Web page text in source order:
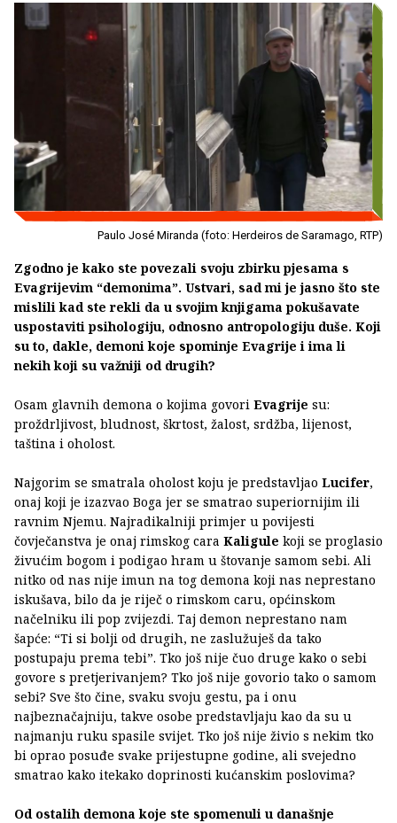
Paulo José Miranda (foto: Herdeiros de Saramago, RTP)
Zgodno je kako ste povezali svoju zbirku pjesama s
Evagrijevim “demonima”. Ustvari, sad mi je jasno što ste
mislili kad ste rekli da u svojim knjigama pokušavate
uspostaviti psihologiju, odnosno antropologiju duše. Koji
su to, dakle, demoni koje spominje Evagrije i ima li
nekih koji su važniji od drugih?
Osam glavnih demona o kojima govori Evagrije su:
proždrljivost, bludnost, škrtost, žalost, srdžba, lijenost,
taština i oholost.
Najgorim se smatrala oholost koju je predstavljao Lucifer,
onaj koji je izazvao Boga jer se smatrao superiornijim ili
ravnim Njemu. Najradikalniji primjer u povijesti
čovječanstva je onaj rimskog cara Kaligule koji se proglasio
živućim bogom i podigao hram u štovanje samom sebi. Ali
nitko od nas nije imun na tog demona koji nas neprestano
iskušava, bilo da je riječ o rimskom caru, općinskom
načelniku ili pop zvijezdi. Taj demon neprestano nam
šapće: “Ti si bolji od drugih, ne zaslužuješ da tako
postupaju prema tebi”. Tko još nije čuo druge kako o sebi
govore s pretjerivanjem? Tko još nije govorio tako o samom
sebi? Sve što čine, svaku svoju gestu, pa i onu
najbeznačajniju, takve osobe predstavljaju kao da su u
najmanju ruku spasile svijet. Tko još nije živio s nekim tko
bi oprao posuđe svake prijestupne godine, ali svejedno
smatrao kako itekako doprinosti kućanskim poslovima?
Od ostalih demona koje ste spomenuli u današnje